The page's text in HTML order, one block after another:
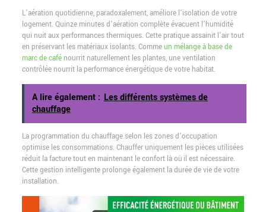
L’aération quotidienne, paradoxalement, améliore l’isolation de votre
logement. Quinze minutes d’aération complète évacuent l’humidité
qui nuit aux performances thermiques. Cette pratique assainit l’air tout
en préservant les matériaux isolants. Commeun mélange à base de
marc de cafénourrit naturellement les plantes, une ventilation
contrôlée nourrit la performance énergétique de votre habitat.
A lire également : Les différents systèmes de
chauffage
La programmation du chauffage selon les zones d’occupation
optimise les consommations. Chauffer uniquement les pièces utilisées
réduit la facture tout en maintenant le confort là où il est nécessaire.
Cette gestion intelligente prolonge également la durée de vie de votre
installation.